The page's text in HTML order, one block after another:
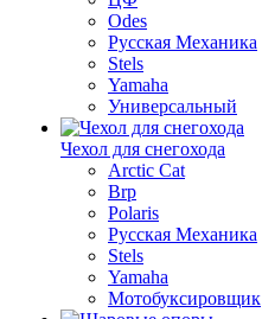
Odes
Русская Механика
Stels
Yamaha
Универсальный
Чехол для снегохода
Arctic Cat
Brp
Polaris
Русская Механика
Stels
Yamaha
Мотобуксировщик